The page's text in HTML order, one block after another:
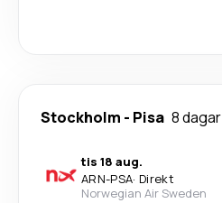
Stockholm - Pisa 8 dagar
tis 18 aug.
ARN-PSA· Direkt
Norwegian Air Sweden